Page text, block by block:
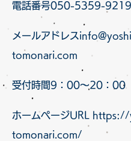
電話番号050-5359-9219
メールアドレス
tomonari.com
受付時間9：00～20：00
ホームページURL
https://
tomonari.com/